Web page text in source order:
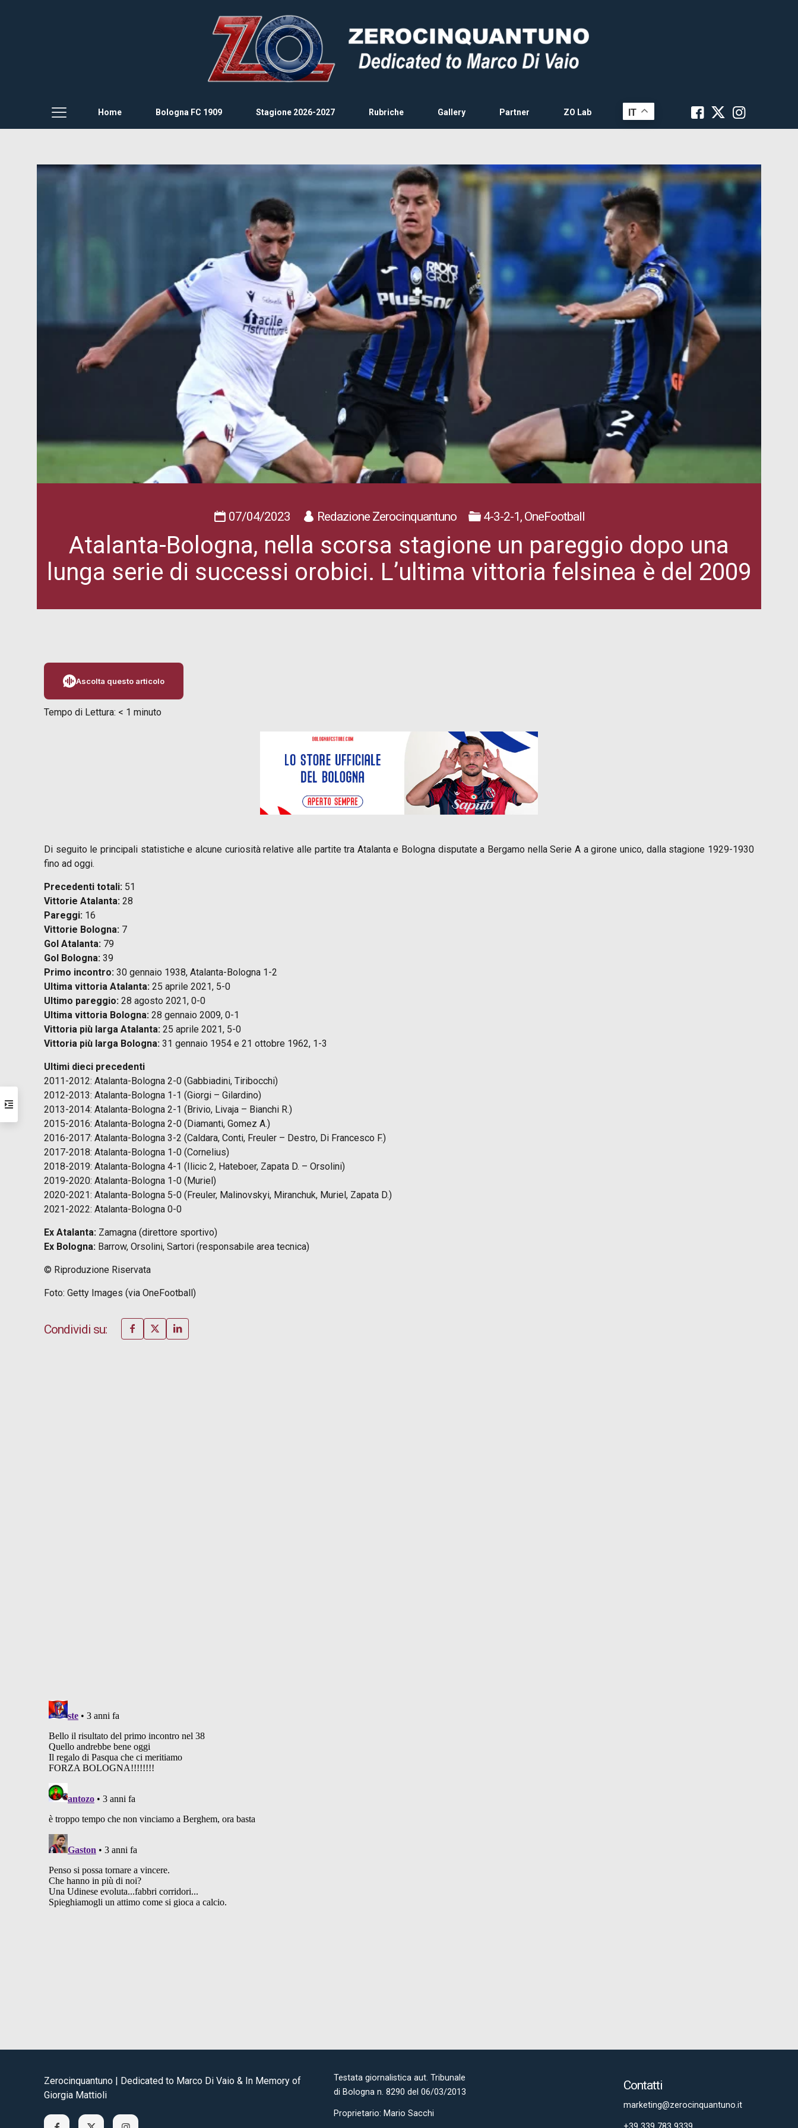
Home Bologna FC 1909 Stagione 2026-2027 Rubriche Gallery Partner ZO Lab IT
07/04/2023 Redazione Zerocinquantuno 4-3-2-1, OneFootball
Atalanta-Bologna, nella scorsa stagione un pareggio dopo una
lunga serie di successi orobici. L’ultima vittoria felsinea è del 2009
Ascolta questo articolo
Tempo di Lettura: < 1 minuto
Di seguito le principali statistiche e alcune curiosità relative alle partite tra Atalanta e Bologna disputate a Bergamo nella Serie A a girone unico, dalla stagione 1929-1930
fino ad oggi.
Precedenti totali: 51
Vittorie Atalanta: 28
Pareggi: 16
Vittorie Bologna: 7
Gol Atalanta: 79
Gol Bologna:39
Primo incontro: 30 gennaio 1938, Atalanta-Bologna 1-2
Ultima vittoria Atalanta: 25 aprile 2021, 5-0
Ultimo pareggio:28 agosto 2021, 0-0
Ultima vittoria Bologna: 28 gennaio 2009, 0-1
Vittoria più larga Atalanta: 25 aprile 2021, 5-0
Vittoria più larga Bologna: 31 gennaio 1954 e 21 ottobre 1962, 1-3
Ultimi dieci precedenti
2011-2012: Atalanta-Bologna 2-0 (Gabbiadini, Tiribocchi)
2012-2013: Atalanta-Bologna 1-1 (Giorgi – Gilardino)
2013-2014: Atalanta-Bologna 2-1 (Brivio, Livaja – Bianchi R.)
2015-2016: Atalanta-Bologna 2-0 (Diamanti, Gomez A.)
2016-2017: Atalanta-Bologna 3-2 (Caldara, Conti, Freuler – Destro, Di Francesco F.)
2017-2018: Atalanta-Bologna 1-0 (Cornelius)
2018-2019: Atalanta-Bologna 4-1 (Ilicic 2, Hateboer, Zapata D. – Orsolini)
2019-2020: Atalanta-Bologna 1-0 (Muriel)
2020-2021: Atalanta-Bologna 5-0 (Freuler, Malinovskyi, Miranchuk, Muriel, Zapata D.)
2021-2022: Atalanta-Bologna 0-0
Ex Atalanta: Zamagna (direttore sportivo)
Ex Bologna: Barrow, Orsolini, Sartori (responsabile area tecnica)
© Riproduzione Riservata
Foto: Getty Images (via OneFootball)
Condividi su:
Zerocinquantuno | Dedicated to Marco Di Vaio & In Memory of
Giorgia Mattioli
Testata giornalistica aut. Tribunale
di Bologna n. 8290 del 06/03/2013
Proprietario: Mario Sacchi
Contatti
marketing@zerocinquantuno.it